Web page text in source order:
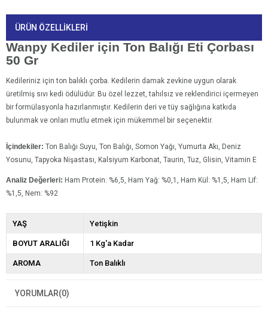
ÜRÜN ÖZELLIKLERI
Wanpy Kediler için Ton Balığı Eti Çorbası
50 Gr
Kedileriniz için ton balıklı çorba. Kedilerin damak zevkine uygun olarak
üretilmiş sıvı kedi ödülüdür. Bu özel lezzet, tahılsız ve reklendirici içermeyen
bir formülasyonla hazırlanmıştır. Kedilerin deri ve tüy sağlığına katkıda
bulunmak ve onları mutlu etmek için mükemmel bir seçenektir.
İçindekiler: Ton Balığı Suyu, Ton Balığı, Somon Yağı, Yumurta Akı, Deniz
Yosunu, Tapyoka Nişastası, Kalsiyum Karbonat, Taurin, Tuz, Glisin, Vitamin E
Analiz Değerleri: Ham Protein: %6,5, Ham Yağ: %0,1, Ham Kül: %1,5, Ham Lif:
%1,5, Nem: %92
YAŞ Yetişkin
BOYUT ARALIĞI 1 Kg'a Kadar
AROMA Ton Balıklı
YORUMLAR(0)